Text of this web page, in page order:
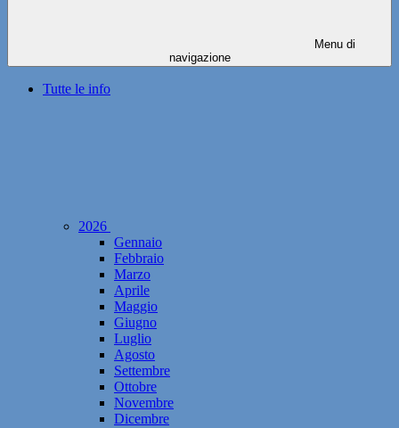
Menu di
navigazione
Tutte le info
2026
Gennaio
Febbraio
Marzo
Aprile
Maggio
Giugno
Luglio
Agosto
Settembre
Ottobre
Novembre
Dicembre